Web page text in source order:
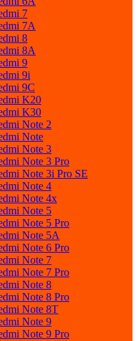
7
7A
8
8A
9
9i
9C
K20
K30
Note 2
Note
Note 3
Note 3 Pro
Note 3i Pro SE
Note 4
Note 4x
Note 5
Note 5 Pro
Note 5A
Note 6 Pro
Note 7
Note 7 Pro
Note 8
Note 8 Pro
Note 8T
Note 9
Note 9 Pro